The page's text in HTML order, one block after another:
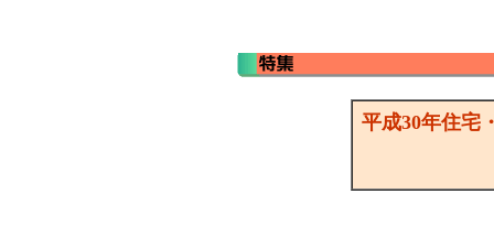
平成30年住宅